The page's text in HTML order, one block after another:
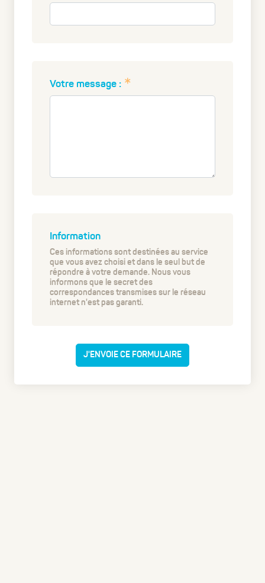
Votre message :
Information
Ces informations sont destinées au service
que vous avez choisi et dans le seul but de
répondre à votre demande. Nous vous
informons que le secret des
correspondances transmises sur le réseau
internet n'est pas garanti.